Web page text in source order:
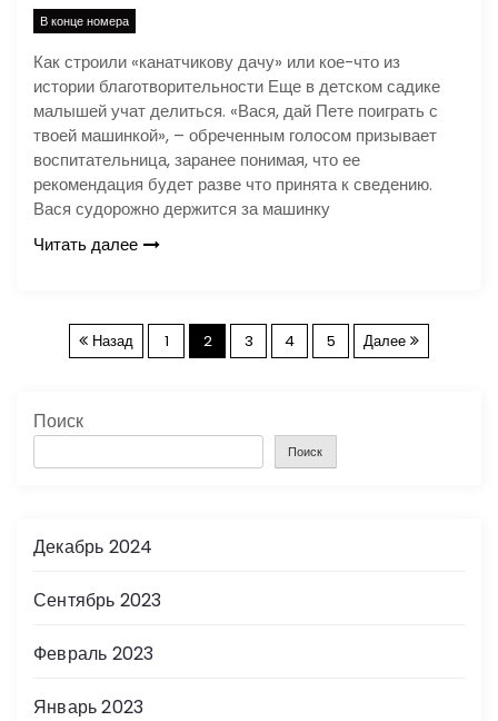
В конце номера
Как строили «канатчикову дачу» или кое-что из
истории благотворительности Еще в детском садике
малышей учат делиться. «Вася, дай Пете поиграть с
твоей машинкой», – обреченным голосом призывает
воспитательница, заранее понимая, что ее
рекомендация будет разве что принята к сведению.
Вася судорожно держится за машинку
Читать далее
П
г
Назад 1 2 3 4 5 Далее
Поиск
Поиск
Декабрь 2024
Сентябрь 2023
Февраль 2023
Январь 2023